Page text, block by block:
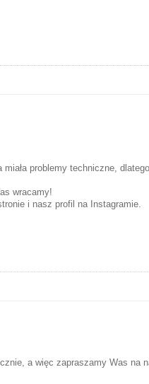
problemy techniczne,
wracamy!
i nasz profil na Instagramie.
a więc zapraszamy Was na